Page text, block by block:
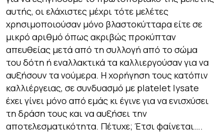
αυτής, οι ελάχιστες μέχρι τότε μελέτες
χρησιμοποιούσαν μόνο βλαστοκύτταρα είτε σε
μικρό αριθμό όπως ακριβώς προκύπταν
απευθείας μετά από τη συλλογή από το σώμα
του δότη ή εναλλακτικά τα καλλιεργούσαν για να
αυξήσουν τα νούμερα. Η χορήγηση τους κατόπιν
καλλιέργειας, σε συνδυασμό με platelet lysate
έχει γίνει μόνο από εμάς κι έγινε για να ενισχύσει
τη δράση τους και να αυξήσει την
αποτελεσματικότητα. Πέτυχε; Έτσι φαίνεται….